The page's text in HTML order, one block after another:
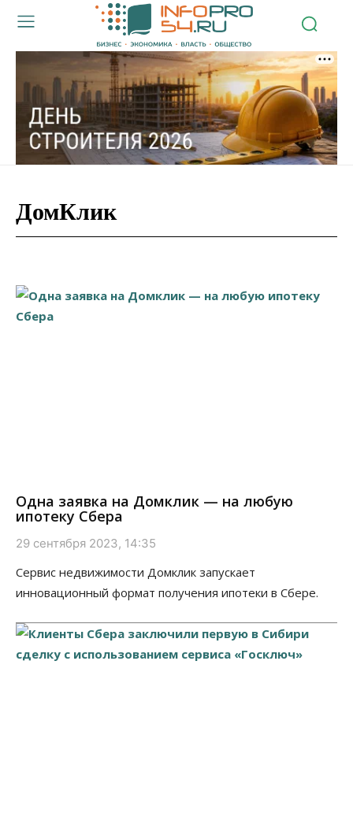
ДомКлик
Одна заявка на Домклик — на любую
ипотеку Сбера
29 сентября 2023, 14:35
Сервис недвижимости Домклик запускает
инновационный формат получения ипотеки в Сбере.